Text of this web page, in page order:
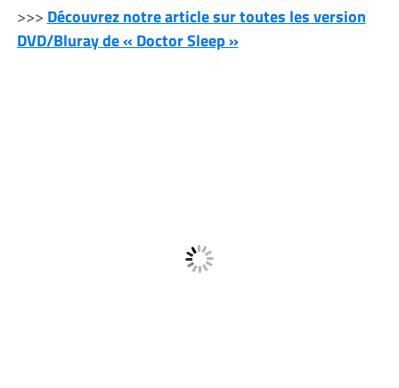
>>> Découvrez notre article sur toutes les version
DVD/Bluray de « Doctor Sleep »